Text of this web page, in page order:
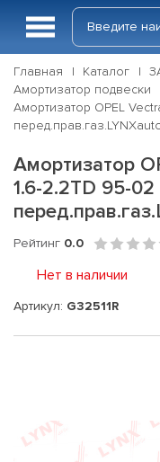
Главная Каталог
Амортизатор подвески
Амортизатор OPEL
Амортизатор
1.6-2.2TD 95-02
Рейтинг 0.0
Нет в наличии
Артикул: G32511R